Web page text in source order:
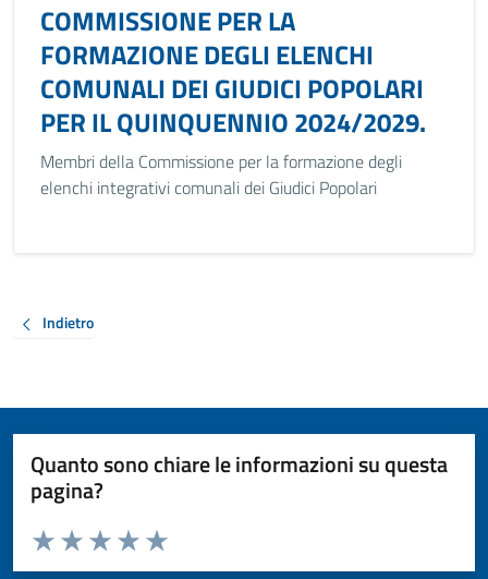
COMMISSIONE PER LA
FORMAZIONE DEGLI ELENCHI
COMUNALI DEI GIUDICI POPOLARI
PER IL QUINQUENNIO 2024/2029.
Membri della Commissione per la formazione degli
elenchi integrativi comunali dei Giudici Popolari
Indietro
Quanto sono chiare le informazioni su questa
pagina?
Valuta da 1 a 5 stelle la pagina
Valuta 5 stelle su 5
Valuta 4 stelle su 5
Valuta 3 stelle su 5
Valuta 2 stelle su 5
Valuta 1 stelle su 5